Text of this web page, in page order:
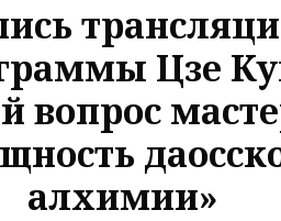
Цзе
вопрос
алхимии»